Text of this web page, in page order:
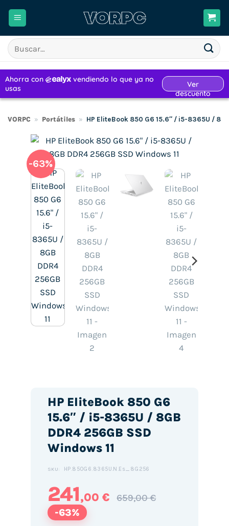
Buscar
por:
VORPC » Portátiles » HP EliteBook 850 G6 15.6″ / i5-8365U /
-63%
HP EliteBook 850 G6
15.6″ / i5-8365U / 8GB
DDR4 256GB SSD
Windows 11
SKU: HP.850G6.8365U.N.Es_8G256
241,00 € 659,00 €
-63%